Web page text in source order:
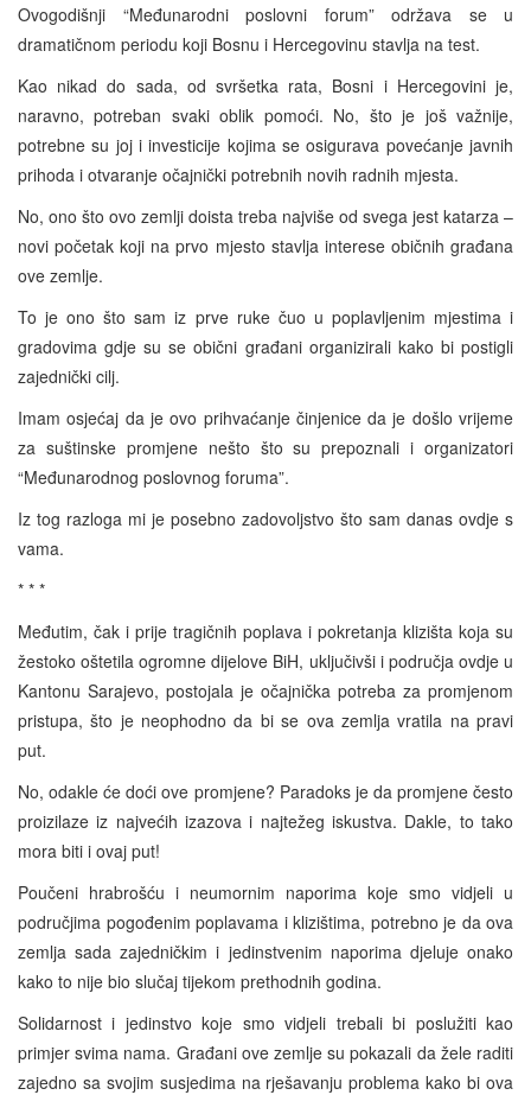
Ovogodišnji “Međunarodni poslovni forum” održava se u
dramatičnom periodu koji Bosnu i Hercegovinu stavlja na test.
Kao nikad do sada, od svršetka rata, Bosni i Hercegovini je,
naravno, potreban svaki oblik pomoći. No, što je još važnije,
potrebne su joj i investicije kojima se osigurava povećanje javnih
prihoda i otvaranje očajnički potrebnih novih radnih mjesta.
No, ono što ovo zemlji doista treba najviše od svega jest katarza –
novi početak koji na prvo mjesto stavlja interese običnih građana
ove zemlje.
To je ono što sam iz prve ruke čuo u poplavljenim mjestima i
gradovima gdje su se obični građani organizirali kako bi postigli
zajednički cilj.
Imam osjećaj da je ovo prihvaćanje činjenice da je došlo vrijeme
za suštinske promjene nešto što su prepoznali i organizatori
“Međunarodnog poslovnog foruma”.
Iz tog razloga mi je posebno zadovoljstvo što sam danas ovdje s
vama.
* * *
Međutim, čak i prije tragičnih poplava i pokretanja klizišta koja su
žestoko oštetila ogromne dijelove BiH, uključivši i područja ovdje u
Kantonu Sarajevo, postojala je očajnička potreba za promjenom
pristupa, što je neophodno da bi se ova zemlja vratila na pravi
put.
No, odakle će doći ove promjene? Paradoks je da promjene često
proizilaze iz najvećih izazova i najtežeg iskustva. Dakle, to tako
mora biti i ovaj put!
Poučeni hrabrošću i neumornim naporima koje smo vidjeli u
područjima pogođenim poplavama i klizištima, potrebno je da ova
zemlja sada zajedničkim i jedinstvenim naporima djeluje onako
kako to nije bio slučaj tijekom prethodnih godina.
Solidarnost i jedinstvo koje smo vidjeli trebali bi poslužiti kao
primjer svima nama. Građani ove zemlje su pokazali da žele raditi
zajedno sa svojim susjedima na rješavanju problema kako bi ova